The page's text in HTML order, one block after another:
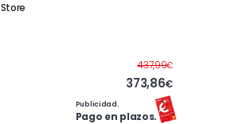
437,99€Antes
373,86€
Publicidad.
Pago en plazos.